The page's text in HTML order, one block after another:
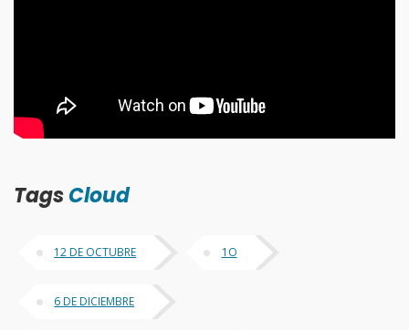
TagsCloud
12 DE OCTUBRE 1O
6 DE DICIEMBRE